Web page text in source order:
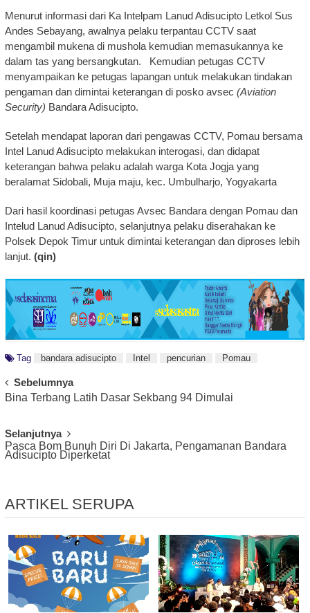
Menurut informasi dari Ka Intelpam Lanud Adisucipto Letkol Sus
Andes Sebayang, awalnya pelaku terpantau CCTV saat
mengambil mukena di mushola kemudian memasukannya ke
dalam tas yang bersangkutan. Kemudian petugas CCTV
menyampaikan ke petugas lapangan untuk melakukan tindakan
pengaman dan dimintai keterangan di posko avsec (Aviation
Security) Bandara Adisucipto.
Setelah mendapat laporan dari pengawas CCTV, Pomau bersama
Intel Lanud Adisucipto melakukan interogasi, dan didapat
keterangan bahwa pelaku adalah warga Kota Jogja yang
beralamat Sidobali, Muja maju, kec. Umbulharjo, Yogyakarta
Dari hasil koordinasi petugas Avsec Bandara dengan Pomau dan
Intelud Lanud Adisucipto, selanjutnya pelaku diserahakan ke
Polsek Depok Timur untuk dimintai keterangan dan diproses lebih
lanjut. (qin)
Tag bandara adisucipto Intel pencurian Pomau
Post
Navigation
Sebelumnya
Bina Terbang Latih Dasar Sekbang 94 Dimulai
Selanjutnya
Pasca Bom Bunuh Diri Di Jakarta, Pengamanan Bandara
Adisucipto Diperketat
ARTIKEL SERUPA